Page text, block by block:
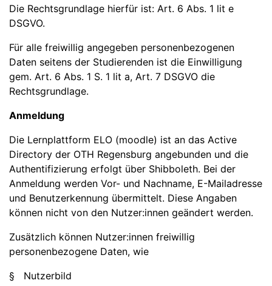
Die Rechtsgrundlage hierfür ist: Art. 6 Abs. 1 lit e
DSGVO.
Für alle freiwillig angegeben personenbezogenen
Daten seitens der Studierenden ist die Einwilligung
gem. Art. 6 Abs. 1 S. 1 lit a, Art. 7 DSGVO die
Rechtsgrundlage.
Anmeldung
Die Lernplattform ELO (moodle) ist an das Active
Directory der OTH Regensburg angebunden und die
Authentifizierung erfolgt über Shibboleth. Bei der
Anmeldung werden Vor- und Nachname, E-Mailadresse
und Benutzerkennung übermittelt. Diese Angaben
können nicht von den Nutzer:innen geändert werden.
Zusätzlich können Nutzer:innen freiwillig
personenbezogene Daten, wie
§ Nutzerbild